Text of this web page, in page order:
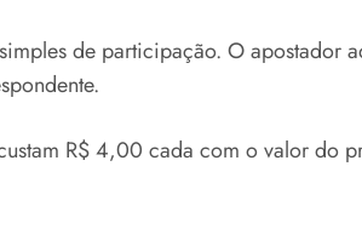
de participação. O apostador
R$ 4,00 cada com o valor do